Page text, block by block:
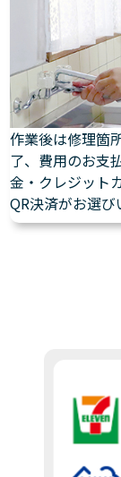
作業後は修理箇
了、費用のお支
金・クレジット
QR決済がお選び